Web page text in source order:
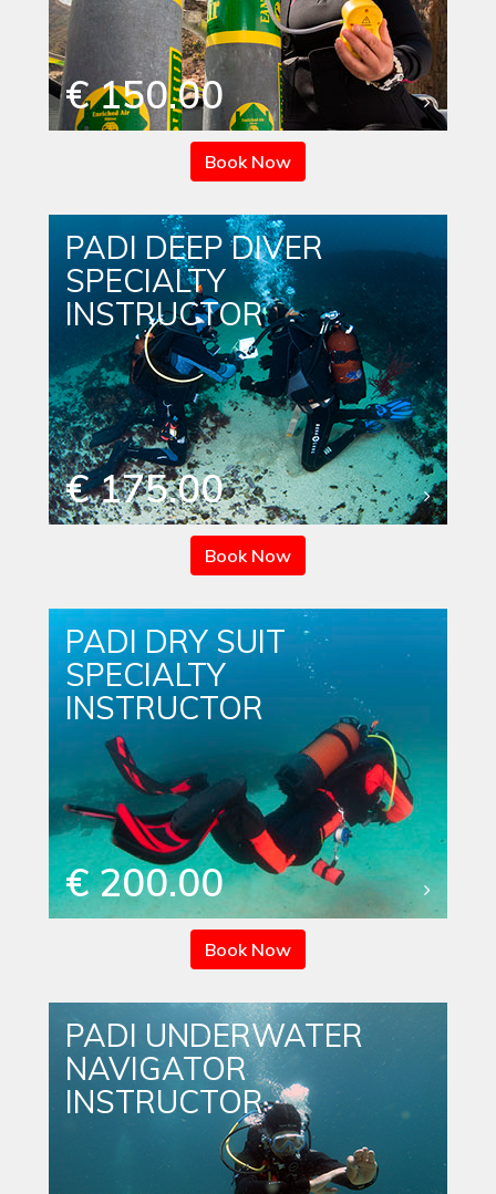
€ 150.00
Book Now
PADI DEEP DIVER
SPECIALTY
INSTRUCTOR
€ 175.00
Book Now
PADI DRY SUIT
SPECIALTY
INSTRUCTOR
€ 200.00
Book Now
PADI UNDERWATER
NAVIGATOR
INSTRUCTOR